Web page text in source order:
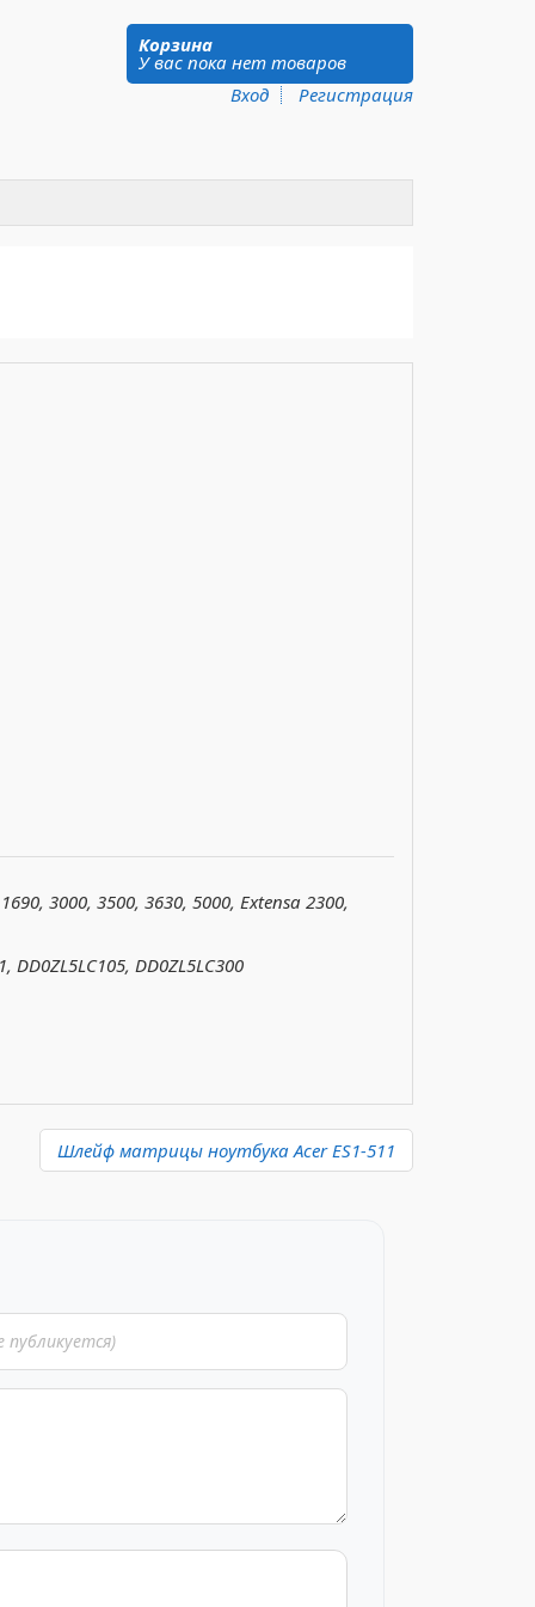
Корзина
У вас пока нет товаров
Вход Регистрация
3000, 3500, 3630, 5000, Extensa 2300,
DD0ZL5LC105, DD0ZL5LC300
Шлейф матрицы ноутбука Acer ES1-511